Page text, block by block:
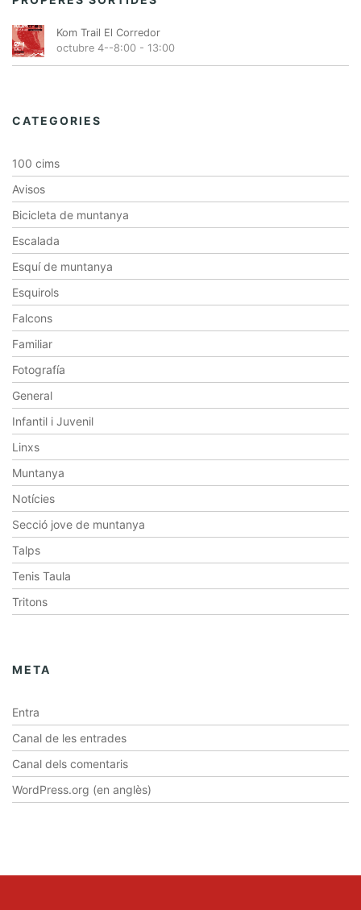
Kom Trail El Corredor
octubre 4--8:00 - 13:00
CATEGORIES
100 cims
Avisos
Bicicleta de muntanya
Escalada
Esquí de muntanya
Esquirols
Falcons
Familiar
Fotografía
General
Infantil i Juvenil
Linxs
Muntanya
Notícies
Secció jove de muntanya
Talps
Tenis Taula
Tritons
META
Entra
Canal de les entrades
Canal dels comentaris
WordPress.org (en anglès)